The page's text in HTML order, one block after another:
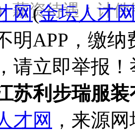
薪资待遇：计
网(金坛人才
明APP，缴
请立即举报
苏利步瑞服
才网 ，来源